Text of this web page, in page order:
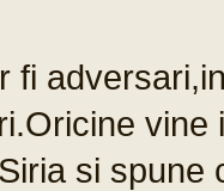
fi
vine
si spune